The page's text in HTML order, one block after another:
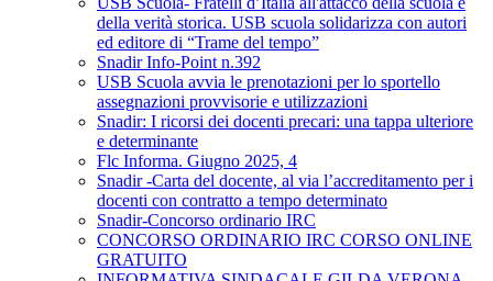
della verità storica. USB scuola solidarizza con autori
ed editore di “Trame del tempo”
Snadir Info-Point n.392
USB Scuola avvia le prenotazioni per lo sportello
assegnazioni provvisorie e utilizzazioni
Snadir: I ricorsi dei docenti precari: una tappa ulteriore
e determinante
Flc Informa. Giugno 2025, 4
Snadir -Carta del docente, al via l’accreditamento per i
docenti con contratto a tempo determinato
Snadir-Concorso ordinario IRC
CONCORSO ORDINARIO IRC CORSO ONLINE
GRATUITO